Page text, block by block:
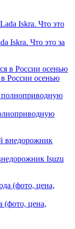
Iskra. Что это за
России осенью
Isuzu
(фото, цена,